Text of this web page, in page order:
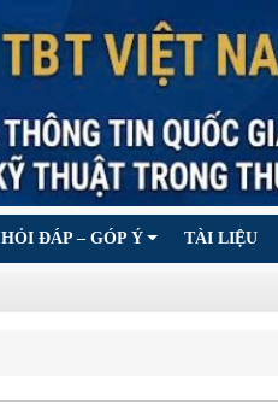
HỎI ĐÁP – GÓP Ý TÀI LIỆU